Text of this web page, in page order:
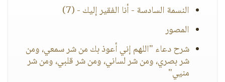
النسمة السادسة - أنا الفقير إليك - (7)
المصور
شرح دعاء "اللهم إني أعوذ بك من شر سمعي، ومن
شر بصري، ومن شر لساني، ومن شر قلبي، ومن شر
منيي"